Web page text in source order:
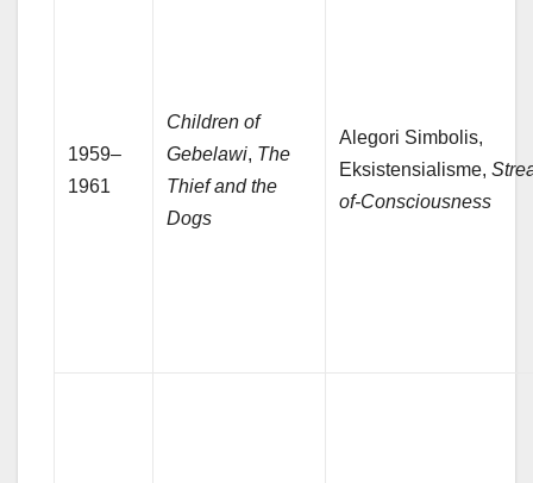
1959–
1961
Children of
Gebelawi, The
Thief and the
Dogs
Alegori Simbolis,
Eksistensialisme,
of-Consciousness